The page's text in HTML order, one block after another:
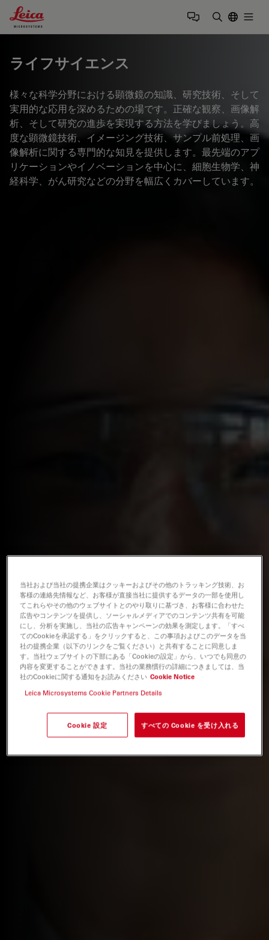
Leica Microsystems Logo
ライフサイエンス
様々な科学分野における顕微鏡の知識、研究技術、そして
実用的な応用を深めるための場です。正確な観察、画像解
析、そして研究の進歩を実現する方法を学びましょう。高
度な顕微鏡技術、イメージング技術、サンプル前処理、画
像解析に関する専門的な知見を提供します。最先端のアプ
リケーションやイノベーションを中心に、細胞生物学、神
経科学、がん研究などの分野を幅広くカバーしています。
当社および当社の提携企業はクッキーおよびその他のトラッキング技術、お
客様の連絡先情報など、お客様が直接当社に提供するデータの一部を使用し
てこれらやその他のウェブサイトとのやり取りに基づき、お客様に合わせた
広告やコンテンツを提供し、ソーシャルメディアでのコンテンツ共有を可能
にし、分析を実施し、当社の広告キャンペーンの効果を測定します。「すべ
てのCookieを承認する」をクリックすると、この事項およびこのデータを当
社の提携企業（以下のリンクをご覧ください）と共有することに同意しま
す。当社ウェブサイトの下部にある「Cookieの設定」から、いつでも同意の
内容を変更することができます。当社の業務慣行の詳細につきましては、当
社のCookieに関する通知をお読みください Cookie Notice
Leica Microsystems Cookie Partners Details
Cookie 設定 すべての Cookie を受け入れる